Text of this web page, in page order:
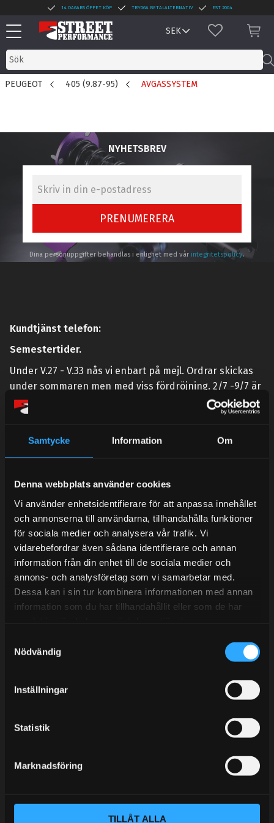
Samtycke Information Om
Denna webbplats använder cookies
Vi använder enhetsidentifierare för att anpassa innehållet
och annonserna till användarna, tillhandahålla funktioner
för sociala medier och analysera vår trafik. Vi
vidarebefordrar även sådana identifierare och annan
information från din enhet till de sociala medier och
annons- och analysföretag som vi samarbetar med.
Dessa kan i sin tur kombinera informationen med annan
information som du har tillhandahållit eller som de har
Nödvändig
Inställningar
Statistik
Marknadsföring
TILLÅT ALLA
Meny
14 DAGARS ÖPPET KÖP TRYGGA BETALALTERNATIV EST 2004
FAVORITER
PEUGEOT 405 (9.87-95) AVGASSYSTEM
NYHETSBREV
PRENUMERERA
Dina personuppgifter behandlas i enlighet med vår integritetspolicy.
Kundtjänst telefon:
Semestertider.
Under V.27 - V.33 nås vi enbart på mejl. Ordrar skickas
under sommaren men med viss fördröjning. 2/7 -9/7 är
det helt stängt.
Mån-Tors: 10:30-15:00
Lunchstängt 12:00-13:00
info@streetperformance.se
BLOGG
KUNSKAPSCENTER